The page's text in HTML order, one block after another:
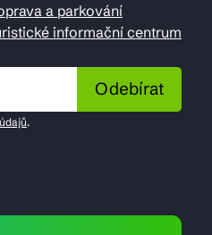
a parkování
informační centrum
Odebírat
.